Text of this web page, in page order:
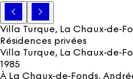
Villa Turque, La
Résidences privées
Villa Turque, La
1985
À La Chaux‑de‑Fonds,